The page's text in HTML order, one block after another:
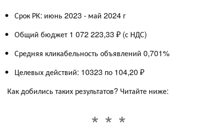
Срок РК: июнь 2023 - май 2024 г
Общий бюджет 1 072 223,33 ₽ (с НДС)
Средняя кликабельность объявлений 0,701%
Целевых действий: 10323 по 104,20 ₽
Как добились таких результатов? Читайте ниже: